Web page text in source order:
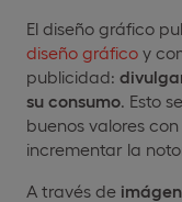
El diseño gráfico
diseño gráfico y
publicidad:
su consumo . Esto
buenos valores
incrementar la
A través de